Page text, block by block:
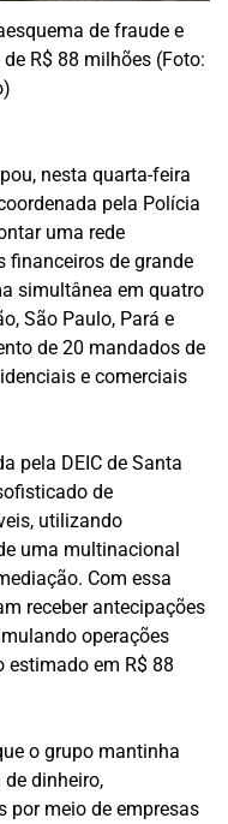
de fraude e
R$ 88 milhões (Foto:
nesta quarta-feira
pela Polícia
uma rede
financeiros de grande
simultânea em quatro
São Paulo, Pará e
de 20 mandados de
e comerciais
pela DEIC de Santa
de
utilizando
uma multinacional
Com essa
receber antecipações
operações
estimado em R$ 88
o grupo mantinha
dinheiro,
por meio de empresas